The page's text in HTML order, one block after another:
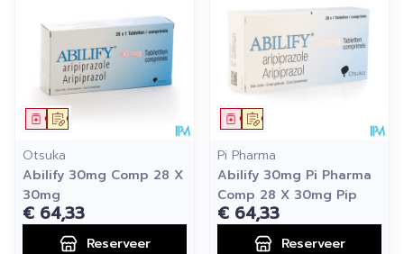
Op voorschrift
Geneesmiddel
Otsuka
Abilify 30mg Comp 28 X
30mg
€ 64,33
Reserveer
Op voorschrift
Geneesmiddel
Pi Pharma
Abilify 30mg Pi Pharma
Comp 28 X 30mg Pip
€ 64,33
Reserveer